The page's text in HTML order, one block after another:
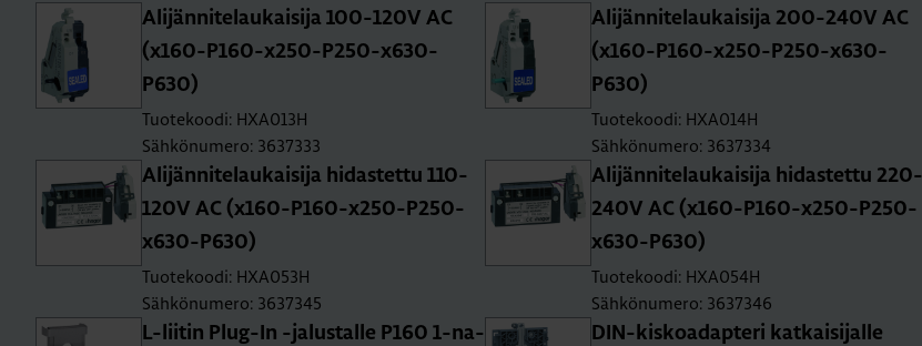
Ali­jän­ni­te­lau­kai­si­ja 100-120V AC
(x160-P160-x250-P250-x630-
P630)
Tuotekoodi: HXA013H
Sähkönumero: 3637333
Ali­jän­ni­te­lau­kai­si­ja 200-240V AC
(x160-P160-x250-P250-x630-
P630)
Tuotekoodi: HXA014H
Sähkönumero: 3637334
Ali­jän­ni­te­lau­kai­si­ja hi­das­tet­tu 110-
120V AC (x160-P160-x250-P250-
x630-P630)
Tuotekoodi: HXA053H
Sähkönumero: 3637345
Ali­jän­ni­te­lau­kai­si­ja hi­das­tet­tu 220-
240V AC (x160-P160-x250-P250-
x630-P630)
Tuotekoodi: HXA054H
Sähkönumero: 3637346
L-lii­tin Plug-In -ja­lus­tal­le P160 1-na­
DIN-kis­koa­dap­te­ri kat­kai­si­jal­le